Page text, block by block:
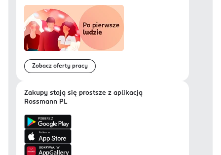
Zobacz oferty pracy
Zakupy stają się prostsze z aplikacją
Rossmann PL